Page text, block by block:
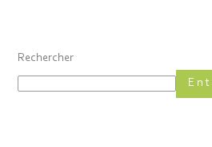
Rechercher